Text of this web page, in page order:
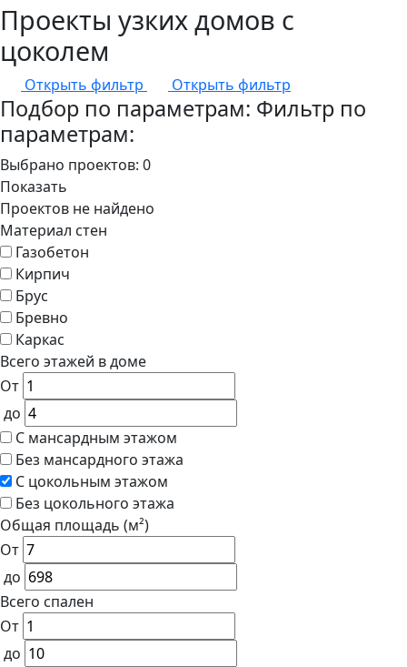
Проекты узких домов с
цоколем
Открыть фильтр Открыть фильтр
Подбор по параметрам: Фильтр по
параметрам:
Выбрано проектов: 0
Показать
Проектов не найдено
Материал стен
Газобетон
Кирпич
Брус
Бревно
Каркас
Всего этажей в доме
От
до
С мансардным этажом
Без мансардного этажа
С цокольным этажом
Без цокольного этажа
Общая площадь (м²)
От
до
Всего спален
От
до